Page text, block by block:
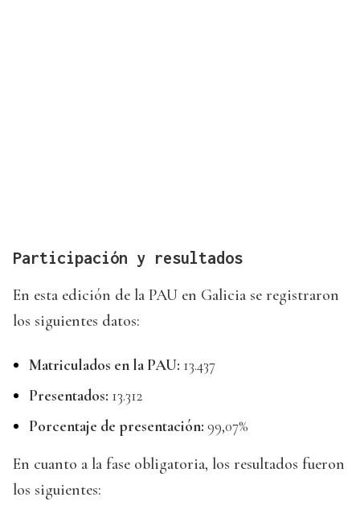
Participación y resultados
En esta edición de la PAU en Galicia se registraron
los siguientes datos:
Matriculados en la PAU: 13.437
Presentados: 13.312
Porcentaje de presentación: 99,07%
En cuanto a la fase obligatoria, los resultados fueron
los siguientes: